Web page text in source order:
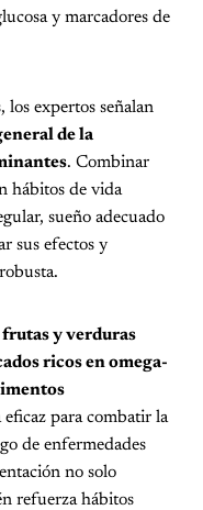
y marcadores de
los expertos señalan
de la
. Combinar
hábitos de vida
sueño adecuado
sus efectos y
frutas y verduras
ricos en omega-
eficaz para combatir la
de enfermedades
no solo
refuerza hábitos